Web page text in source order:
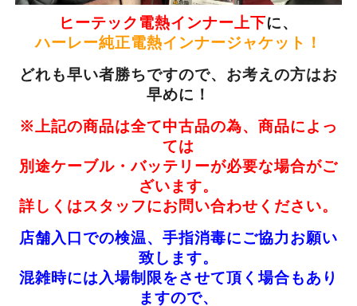
ヒーテック電熱インナー上下に、
ハーレー純正電熱インナージャケット！
どれも早い者勝ちですので、お考えの方はお
早めに！
※上記の商品は全て中古品の為、商品によっ
ては
別途ケーブル・バッテリーが必要な場合がご
ざいます。
詳しくはスタッフにお問い合わせください。
店舗入口での検温、手指消毒にご協力お願い
致します。
混雑時には入場制限をさせて頂く場合もあり
ますので、